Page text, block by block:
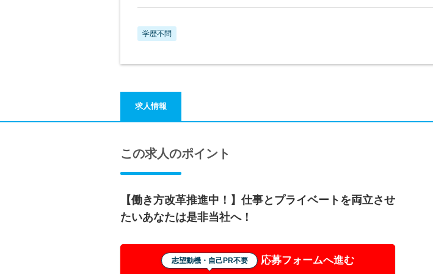
学歴不問
求人情報
この求人のポイント
【働き方改革推進中！】仕事とプライベートを両立させ
たいあなたは是非当社へ！
志望動機・自己PR不要 応募フォームへ進む